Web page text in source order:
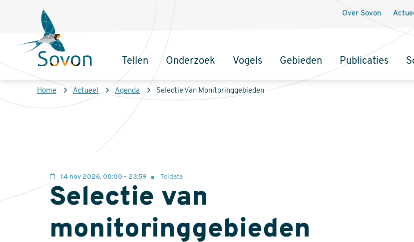
inhoud
Sovon
Homepage
Hoofdnavigatie
Tellen Onderzoek Vogels Gebieden Publicaties
Over Sovon
Kruimelpad
Home Actueel Agenda Selectie Van Monitoringgebieden
Selectie van
monitoringgebieden
14 nov 2026, 00:00 - 23:59 Teldata